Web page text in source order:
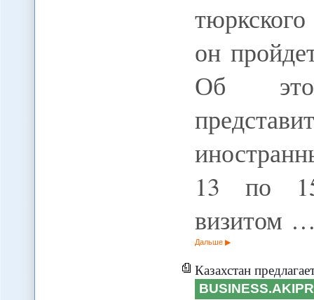
он
Об
13 по
визитом
Дальше
Казахстан предлагает на